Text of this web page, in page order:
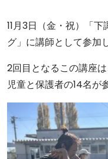
11月3日（金・祝）「
グ」に講師として参加
2回目となるこの講座
児童と保護者の14名が